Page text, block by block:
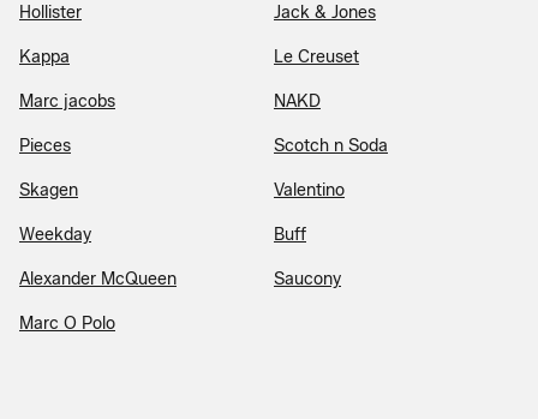
Hollister Jack & Jones
Kappa Le Creuset
Marc jacobs NAKD
Pieces Scotch n Soda
Skagen Valentino
Weekday Buff
Alexander McQueen Saucony
Marc O Polo